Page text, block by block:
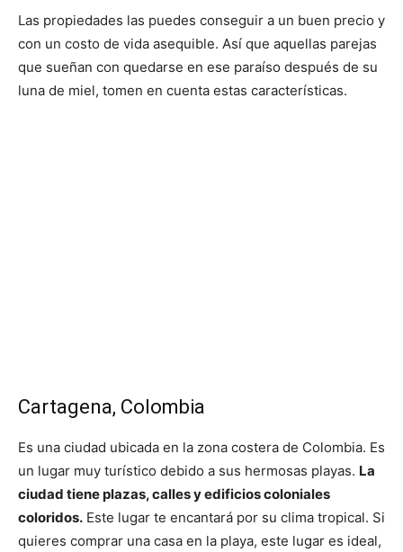
Las propiedades las puedes conseguir a un buen precio y
con un costo de vida asequible. Así que aquellas parejas
que sueñan con quedarse en ese paraíso después de su
luna de miel, tomen en cuenta estas características.
Cartagena, Colombia
Es una ciudad ubicada en la zona costera de Colombia. Es
un lugar muy turístico debido a sus hermosas playas. La
ciudad tiene plazas, calles y edificios coloniales
coloridos. Este lugar te encantará por su clima tropical. Si
quieres comprar una casa en la playa, este lugar es ideal,